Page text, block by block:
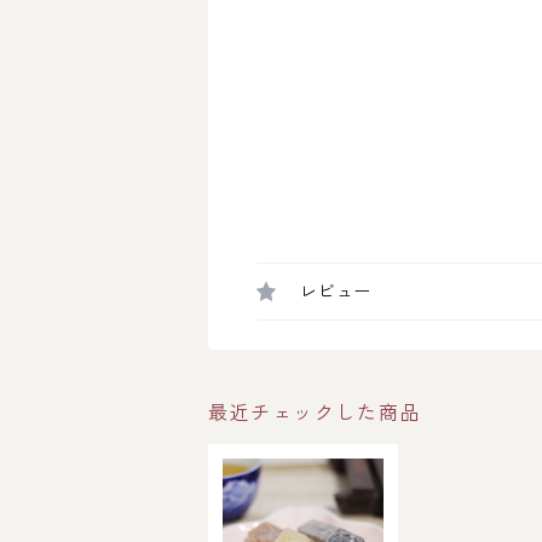
レビュー
最近チェックした商品